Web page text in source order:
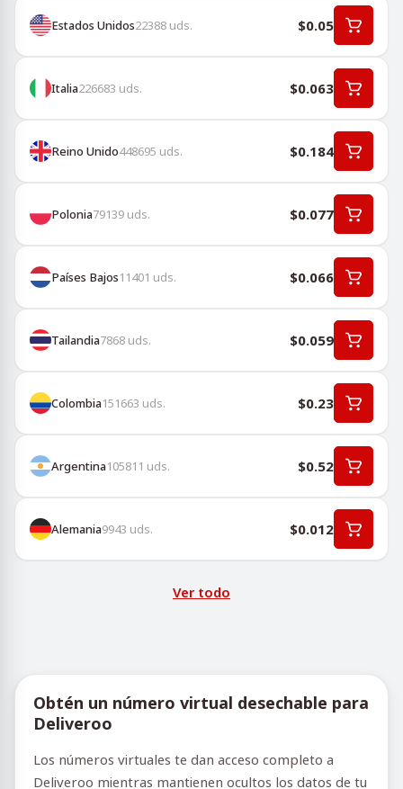
Estados Unidos22388 uds. $0.05
Italia226683 uds. $0.063
Reino Unido448695 uds. $0.184
Polonia79139 uds. $0.077
Países Bajos11401 uds. $0.066
Tailandia7868 uds. $0.059
Colombia151663 uds. $0.23
Argentina105811 uds. $0.52
Alemania9943 uds. $0.012
Ver todo
Obtén un número virtual desechable para
Deliveroo
Los números virtuales te dan acceso completo a
Deliveroo mientras mantienen ocultos los datos de tu